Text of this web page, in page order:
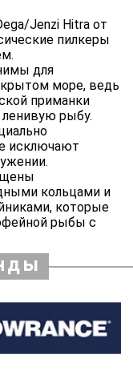
Jenzi Hitra от
пилкеры
для
море, ведь
приманки
рыбу.
исключают
кольцами и
которые
рыбы с